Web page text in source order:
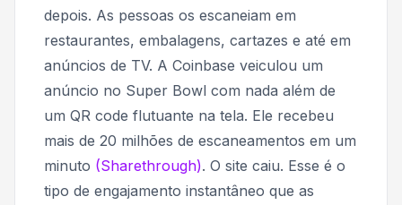
depois. As pessoas os escaneiam em
restaurantes, embalagens, cartazes e até em
anúncios de TV. A Coinbase veiculou um
anúncio no Super Bowl com nada além de
um QR code flutuante na tela. Ele recebeu
mais de 20 milhões de escaneamentos em um
minuto (Sharethrough). O site caiu. Esse é o
tipo de engajamento instantâneo que as